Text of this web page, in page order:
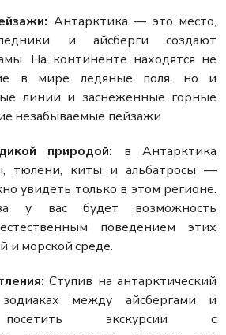
Антарктика — это место,
и айсберги создают
На континенте находятся не
в мире ледяные поля, но и
линии и заснеженные горные
незабываемые пейзажи.
природой: в Антарктика
тюлени, киты и альбатросы —
увидеть только в этом регионе.
у вас будет возможность
поведением этих
и морской среде.
Ступив на антарктический
между айсбергами и
посетить экскурсии с